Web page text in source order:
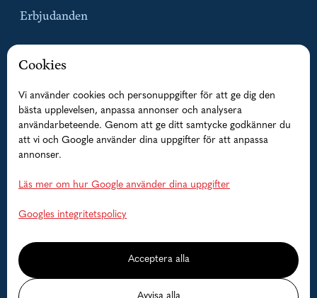
Cookies
Vi använder cookies och personuppgifter för att ge dig den
bästa upplevelsen, anpassa annonser och analysera
användarbeteende. Genom att ge ditt samtycke godkänner du
att vi och Google använder dina uppgifter för att anpassa
annonser.
Läs mer om hur Google använder dina uppgifter
Googles integritetspolicy
Acceptera alla
Erbjudanden
Boende
Båtar
Vanliga frågor
Kontakta oss
Lediga datum